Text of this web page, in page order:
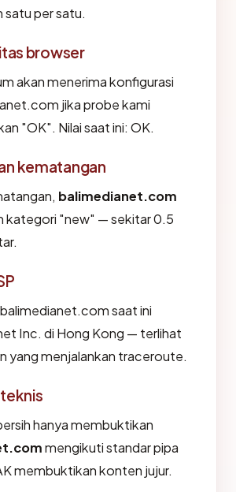
satu per satu.
browser
akan menerima konfigurasi
jika probe kami
"OK". Nilai saat ini: OK.
kematangan
balimedianet.com
kategori "new" — sekitar 0.5
saat ini
Inc. di Hong Kong — terlihat
yang menjalankan traceroute.
hanya membuktikan
mengikuti standar pipa
membuktikan konten jujur.